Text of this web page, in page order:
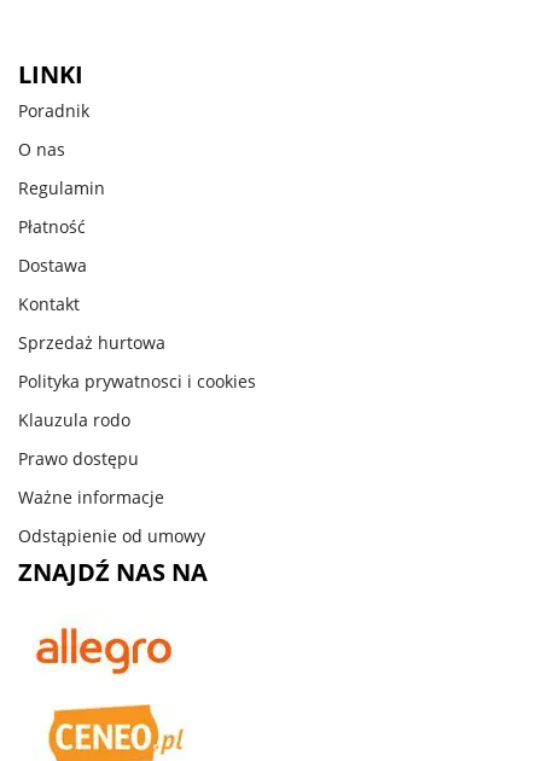
LINKI
Poradnik
O nas
Regulamin
Płatność
Dostawa
Kontakt
Sprzedaż hurtowa
Polityka prywatnosci i cookies
Klauzula rodo
Prawo dostępu
Ważne informacje
Odstąpienie od umowy
ZNAJDŹ NAS NA